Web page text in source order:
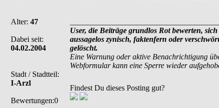
Alter: 47
Dabei seit:
04.02.2004
Stadt / Stadtteil:
I-Arzl
Bewertungen:0
User, die Beiträge grundlos Rot bewerten,
aussagelos zynisch, faktenfern oder
gelöscht.
Eine Warnung oder aktive Benachrichtigung
Webformular kann eine Sperre wieder
Findest Du dieses Posting gut?